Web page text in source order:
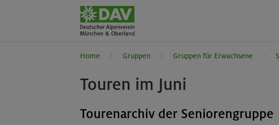
Home Gruppen Gruppen für Erwachsene
Touren im Juni
Tourenarchiv der Seniorengruppe